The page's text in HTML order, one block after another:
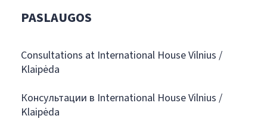
PASLAUGOS
Consultations at International House Vilnius /
Klaipėda
Консультации в International House Vilnius /
Klaipėda